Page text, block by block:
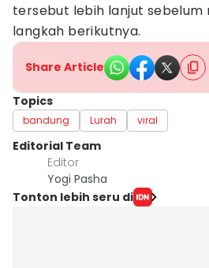
tersebut lebih lanjut sebelum
langkah berikutnya.
Share Article
Topics
bandung Lurah viral
Editorial Team
Editor
Yogi Pasha
Tonton lebih seru di